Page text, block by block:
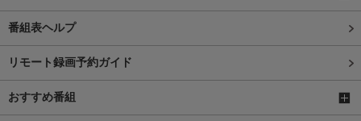
番組表ヘルプ
リモート録画予約ガイド
おすすめ番組